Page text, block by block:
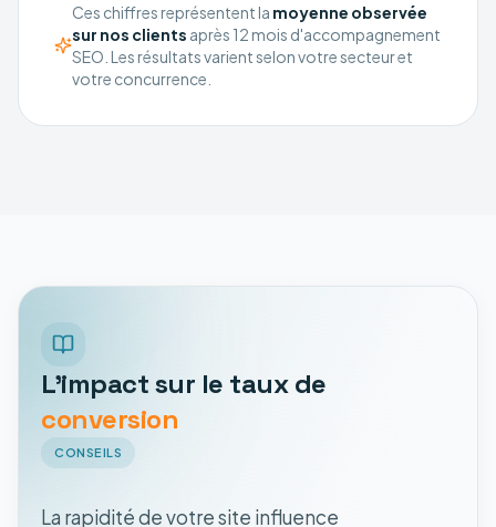
Ces chiffres représentent la moyenne observée
sur nos clients après 12 mois d'accompagnement
SEO. Les résultats varient selon votre secteur et
votre concurrence.
L'impact sur le taux de
conversion
CONSEILS
La rapidité de votre site influence